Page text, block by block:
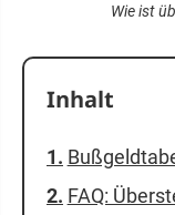
Wie ist
Inhalt
FAQ: